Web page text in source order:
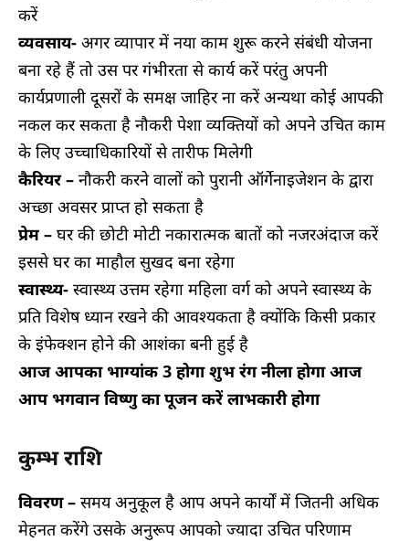
करें
व्यवसाय- अगर व्यापार में नया काम शुरू करने संबंधी योजना
बना रहे हैं तो उस पर गंभीरता से कार्य करें परंतु अपनी
कार्यप्रणाली दूसरों के समक्ष जाहिर ना करें अन्यथा कोई आपकी
नकल कर सकता है नौकरी पेशा व्यक्तियों को अपने उचित काम
के लिए उच्चाधिकारियों से तारीफ मिलेगी
कैरियर – नौकरी करने वालों को पुरानी ऑर्गेनाइजेशन के द्वारा
अच्छा अवसर प्राप्त हो सकता है
प्रेम – घर की छोटी मोटी नकारात्मक बातों को नजरअंदाज करें
इससे घर का माहौल सुखद बना रहेगा
स्वास्थ्य- स्वास्थ्य उत्तम रहेगा महिला वर्ग को अपने स्वास्थ्य के
प्रति विशेष ध्यान रखने की आवश्यकता है क्योंकि किसी प्रकार
के इंफेक्शन होने की आशंका बनी हुई है
आज आपका भाग्यांक 3 होगा शुभ रंग नीला होगा आज
आप भगवान विष्णु का पूजन करें लाभकारी होगा
कुम्भ राशि
विवरण – समय अनुकूल है आप अपने कार्यों में जितनी अधिक
मेहनत करेंगे उसके अनुरूप आपको ज्यादा उचित परिणाम